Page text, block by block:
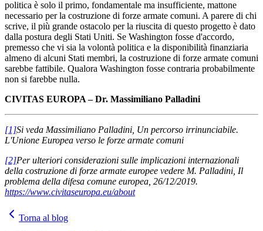
politica è solo il primo, fondamentale ma insufficiente, mattone
necessario per la costruzione di forze armate comuni. A parere di chi
scrive, il più grande ostacolo per la riuscita di questo progetto è dato
dalla postura degli Stati Uniti. Se Washington fosse d'accordo,
premesso che vi sia la volontà politica e la disponibilità finanziaria
almeno di alcuni Stati membri, la costruzione di forze armate comuni
sarebbe fattibile. Qualora Washington fosse contraria probabilmente
non si farebbe nulla.
CIVITAS EUROPA – Dr. Massimiliano Palladini
[1]Si veda Massimiliano Palladini, Un percorso irrinunciabile.
L'Unione Europea verso le forze armate comuni
[2]Per ulteriori considerazioni sulle implicazioni internazionali
della costruzione di forze armate europee vedere M. Palladini, Il
problema della difesa comune europea, 26/12/2019.
https://www.civitaseuropa.eu/about
Torna al blog